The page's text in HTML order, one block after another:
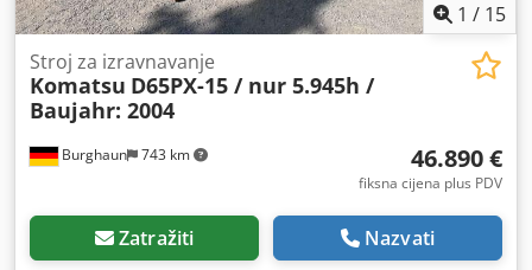
1 / 15
Burghaun 743 km
Stroj za izravnavanje
Komatsu D65PX-15 / nur 5.945h /
Baujahr: 2004
46.890 €
fiksna cijena plus PDV
Zatražiti Nazvati